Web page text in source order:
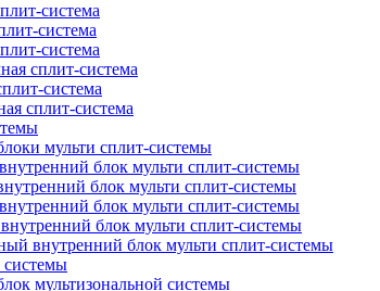
система
система
система
сплит-система
система
сплит-система
мульти сплит-системы
блок мульти сплит-системы
блок мульти сплит-системы
блок мульти сплит-системы
блок мульти сплит-системы
внутренний блок мульти сплит-системы
системы
мультизональной системы